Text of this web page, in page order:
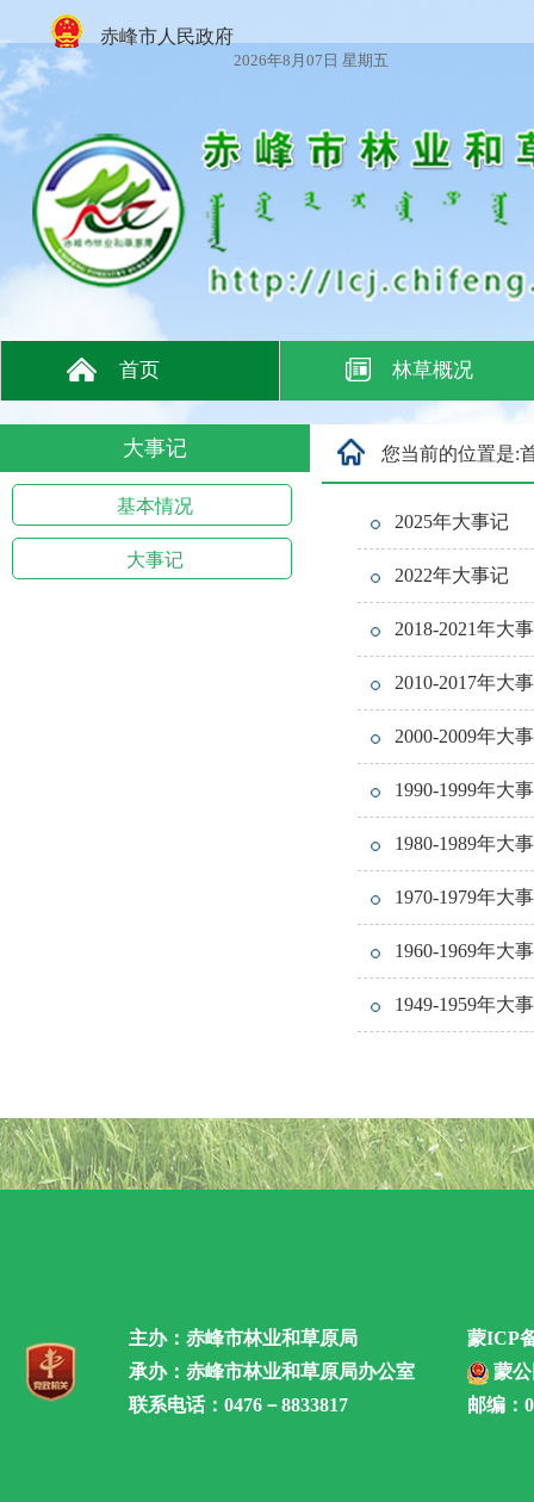
赤峰市人民政府
2026年8月07日 星期五
首页 林草概况
大事记
基本情况
大事记
您当前的位置是:
2025年大事记
2022年大事记
2018-2021年大
2010-2017年大
2000-2009年大
1990-1999年大
1980-1989年大
1970-1979年大
1960-1969年大
1949-1959年大
主办：赤峰市林业和草原局
承办：赤峰市林业和草原局办公室
联系电话：0476－8833817
蒙ICP
蒙公
邮编：